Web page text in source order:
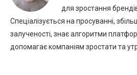
для зростання
Спеціалізується на просуванні,
залученості, знає алгоритми
допомагає компаніям зростати та